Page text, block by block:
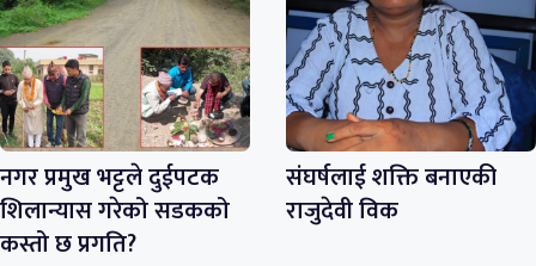
नगर प्रमुख भट्टले दुईपटक
शिलान्यास गरेको सडकको
कस्तो छ प्रगति?
संघर्षलाई शक्ति बनाएकी
राजुदेवी विक